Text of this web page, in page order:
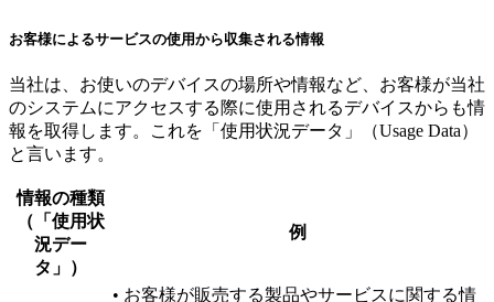
お客様によるサービスの使用から収集される情報
当社は、お使いのデバイスの場所や情報など、お客様が当社
のシステムにアクセスする際に使用されるデバイスからも情
報を取得します。これを「使用状況データ」（Usage Data）
と言います。
情報の種類
（「使用状
況デー
タ」）
例
• お客様が販売する製品やサービスに関する情